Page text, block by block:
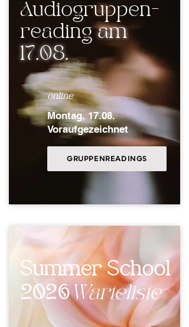
Audiogruppen-
readingam
17.08.​
online
Montag, 17.08.
Voraufgezeichnet
GRUPPENREADINGS
Summer School
2026Warteliste